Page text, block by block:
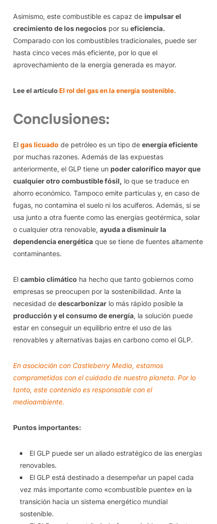
Asimismo, este combustible es capaz de impulsar el
crecimiento de los negociospor su eficiencia.
Comparado con los combustibles tradicionales, puede ser
hasta cinco veces más eficiente, por lo que el
aprovechamiento de la energía generada es mayor.
Lee el artículoEl rol del gas en la energía sostenible.
Conclusiones:
El gas licuado de petróleo es un tipo de energía eficiente
por muchas razones. Además de las expuestas
anteriormente, el GLP tiene un poder calorífico mayor que
cualquier otro combustible fósil, lo que se traduce en
ahorro económico. Tampoco emite partículas y, en caso de
fugas, no contamina el suelo ni los acuíferos. Además, si se
usa junto a otra fuente como las energías geotérmica, solar
o cualquier otra renovable, ayuda a disminuir la
dependencia energéticaque se tiene de fuentes altamente
contaminantes.
El cambio climático ha hecho que tanto gobiernos como
empresas se preocupen por la sostenibilidad. Ante la
necesidad de descarbonizarlo más rápido posible la
producción y el consumo de energía, la solución puede
estar en conseguir un equilibrio entre el uso de las
renovables y alternativas bajas en carbono como el GLP.
En asociación con Castleberry Media, estamos
comprometidos con el cuidado de nuestro planeta. Por lo
tanto, este contenido es responsable con el
medioambiente.
Puntos importantes:
El GLP puede ser un aliado estratégico de las energías
renovables.
El GLP está destinado a desempeñar un papel cada
vez más importante como «combustible puente» en la
transición hacia un sistema energético mundial
sostenible.